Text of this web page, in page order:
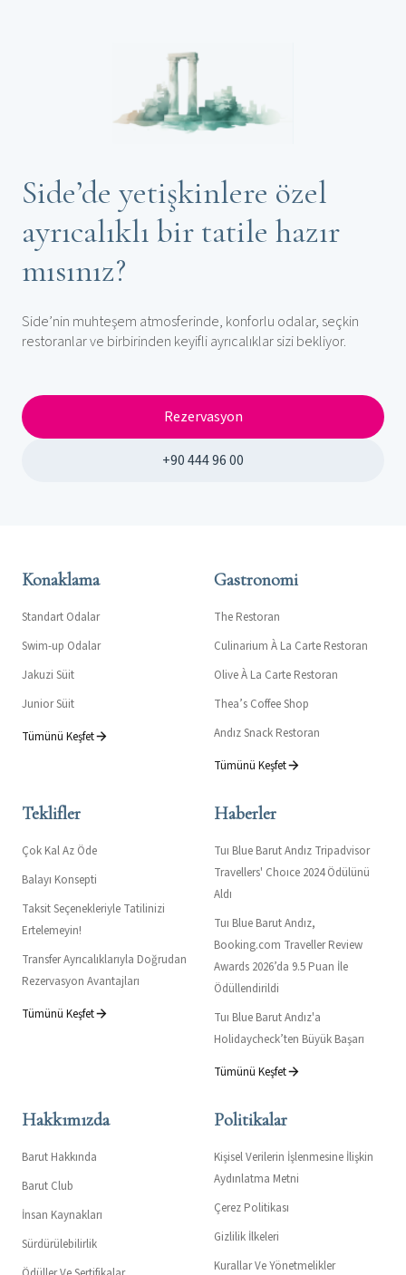
Side’de yetişkinlere özel
ayrıcalıklı bir tatile hazır
mısınız?
Side’nin muhteşem atmosferinde, konforlu odalar, seçkin
restoranlar ve birbirinden keyifli ayrıcalıklar sizi bekliyor.
Rezervasyon
+90 444 96 00
Konaklama
Standart Odalar
Swim-up Odalar
Jakuzi Süit
Junior Süit
Tümünü Keşfet
Gastronomi
The Restoran
Culinarium À La Carte Restoran
Olive À La Carte Restoran
Thea’s Coffee Shop
Andız Snack Restoran
Tümünü Keşfet
Teklifler
Çok Kal Az Öde
Balayı Konsepti
Taksit Seçenekleriyle Tatilinizi
Ertelemeyin!
Transfer Ayrıcalıklarıyla Doğrudan
Rezervasyon Avantajları
Tümünü Keşfet
Haberler
Tuı Blue Barut Andız Tripadvisor
Travellers' Choıce 2024 Ödülünü
Aldı
Tuı Blue Barut Andız,
Booking.com Traveller Review
Awards 2026’da 9.5 Puan İle
Ödüllendirildi
Tuı Blue Barut Andız'a
Holidaycheck’ten Büyük Başarı
Tümünü Keşfet
Hakkımızda
Barut Hakkında
Barut Club
İnsan Kaynakları
Sürdürülebilirlik
Politikalar
Kişisel Verilerin İşlenmesine İlişkin
Aydınlatma Metni
Çerez Politikası
Gizlilik İlkeleri
Kurallar Ve Yönetmelikler